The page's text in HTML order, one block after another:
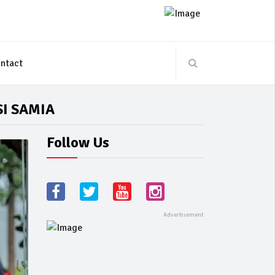
SAMIA
Follow Us